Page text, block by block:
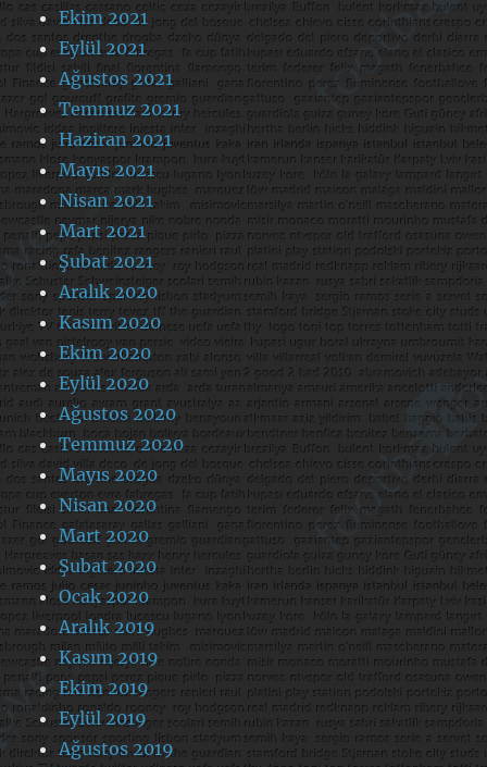
Ekim 2021
Eylül 2021
Ağustos 2021
Temmuz 2021
Haziran 2021
Mayıs 2021
Nisan 2021
Mart 2021
Şubat 2021
Aralık 2020
Kasım 2020
Ekim 2020
Eylül 2020
Ağustos 2020
Temmuz 2020
Mayıs 2020
Nisan 2020
Mart 2020
Şubat 2020
Ocak 2020
Aralık 2019
Kasım 2019
Ekim 2019
Eylül 2019
Ağustos 2019